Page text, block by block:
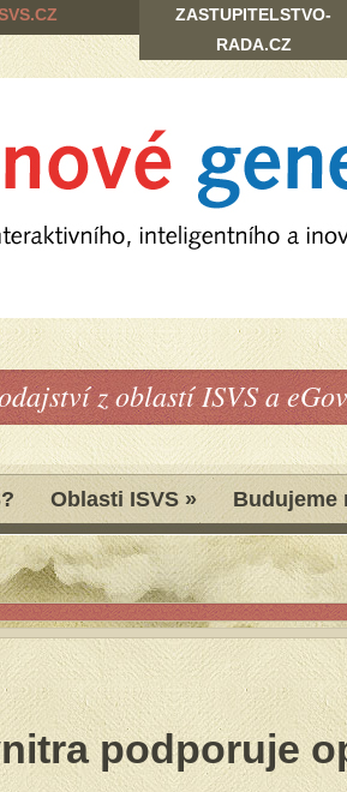
z oblastí ISVS a
Oblasti ISVS » Budujeme
podporuje
ZASTUPITELSTVO-
RADA.CZ